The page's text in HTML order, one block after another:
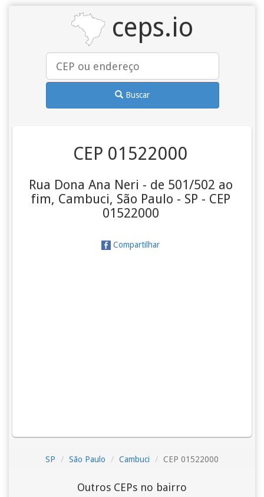
ceps.io
Buscar
CEP 01522000
Rua Dona Ana Neri - de 501/502 ao
fim, Cambuci, São Paulo - SP - CEP
01522000
Compartilhar
SP São Paulo Cambuci CEP 01522000
Outros CEPs no bairro